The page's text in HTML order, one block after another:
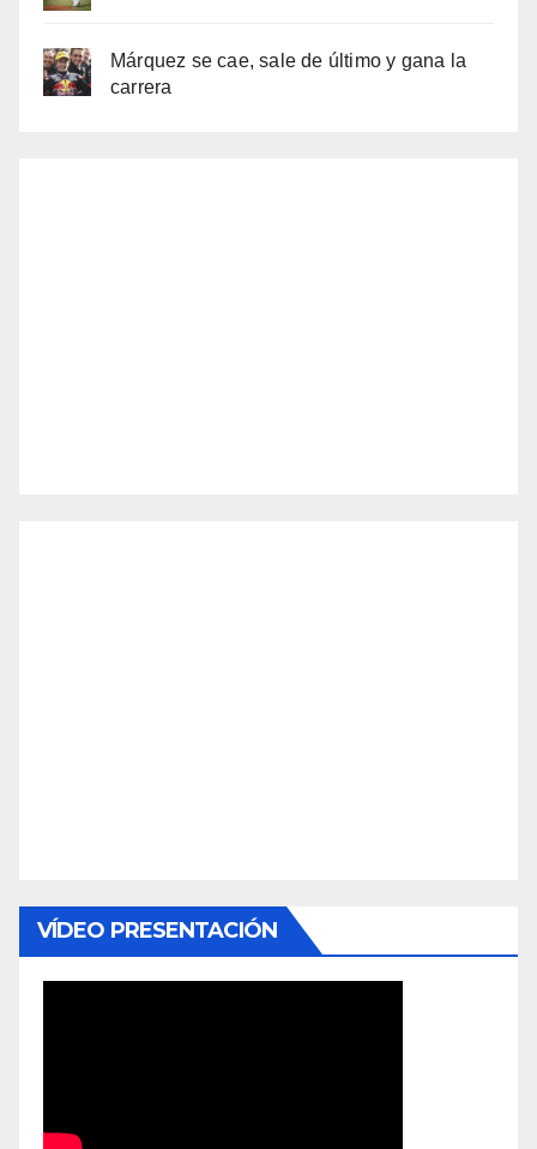
Márquez se cae, sale de último y gana la
carrera
VÍDEO PRESENTACIÓN